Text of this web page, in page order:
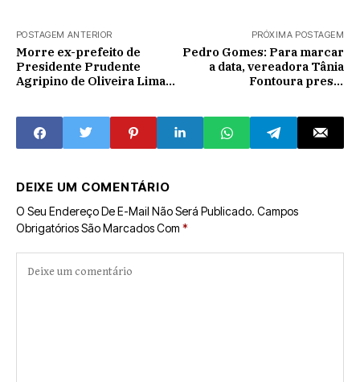
POSTAGEM ANTERIOR
Morre ex-prefeito de
Presidente Prudente
Agripino de Oliveira Lima
PRÓXIMA POSTAGEM
Pedro Gomes: Para marcar
a data, vereadora Tânia
Fontoura presta
DEIXE UM COMENTÁRIO
O Seu Endereço De E-Mail Não Será Publicado. Campos
Obrigatórios São Marcados Com *